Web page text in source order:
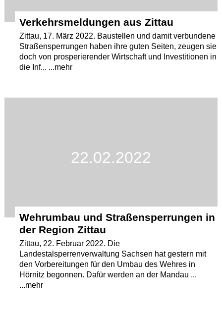
Verkehrsmeldungen aus Zittau
Zittau, 17. März 2022. Baustellen und damit verbundene
Straßensperrungen haben ihre guten Seiten, zeugen sie
doch von prosperierender Wirtschaft und Investitionen in
die Inf... ...mehr
22.02.2022
Wehrumbau und Straßensperrungen in
der Region Zittau
Zittau, 22. Februar 2022. Die
Landestalsperrenverwaltung Sachsen hat gestern mit
den Vorbereitungen für den Umbau des Wehres in
Hörnitz begonnen. Dafür werden an der Mandau ...
...mehr